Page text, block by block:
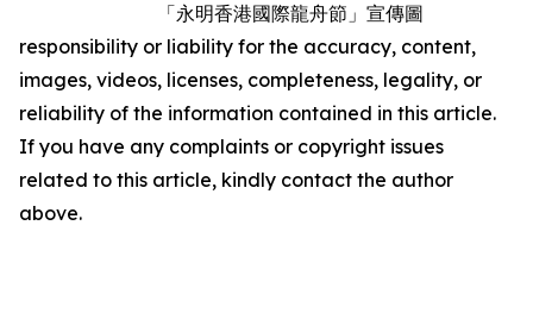
「永明香港國際龍舟節」宣傳圖
responsibility or liability for the accuracy, content,
images, videos, licenses, completeness, legality, or
reliability of the information contained in this article.
If you have any complaints or copyright issues
related to this article, kindly contact the author
above.